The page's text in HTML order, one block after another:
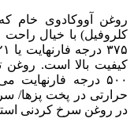
روغن آووکادوی خام
کلروفیل) با خیال
کیفیت بالا است. روغن
۵۰۰ درجه
حرارتی در پخت پزها/
در روغن سرخ کردنی